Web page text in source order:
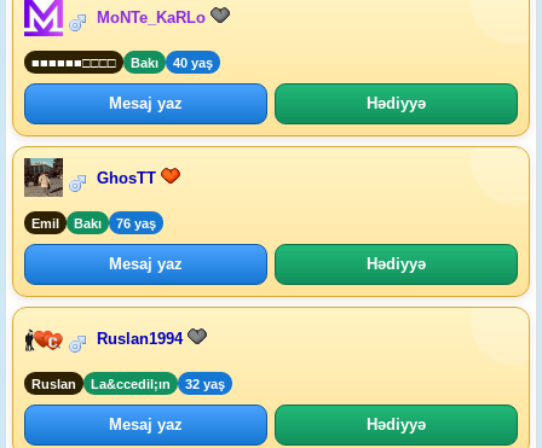
MoNTe_KaRLo
■■■■■■□□□□ Bakı 40 yaş
Mesaj yaz Hədiyyə
GhosTT
Emil Bakı 76 yaş
Mesaj yaz Hədiyyə
Ruslan1994
Ruslan La&ccedil;ın 32 yaş
Mesaj yaz Hədiyyə